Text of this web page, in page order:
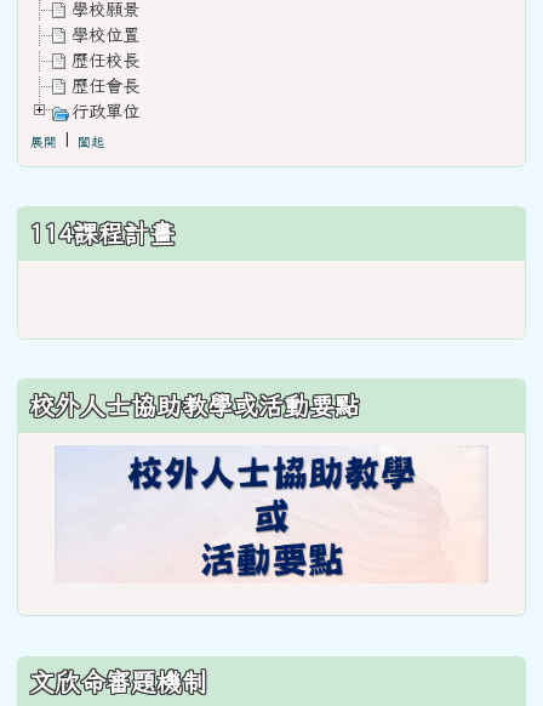
學校願景
學校位置
歷任校長
歷任會長
行政單位
展開 闔起
114課程計畫
ncsn=11&nsn=29
\
校外人士協助教學或活動要點
文欣命審題機制